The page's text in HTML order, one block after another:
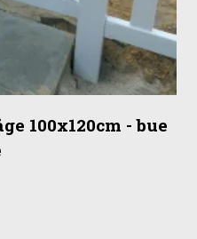
100x120cm - bue